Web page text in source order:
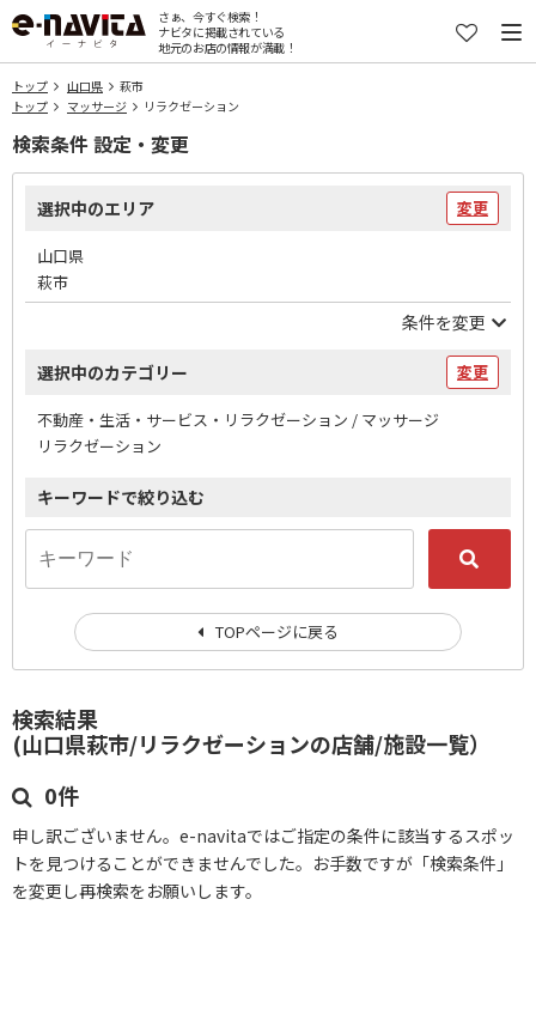
さぁ、今すぐ検索！
ナビタに掲載されている
地元のお店の情報が満載！
トップ 山口県
萩市
トップ
マッサージ リラクゼーション
検索結果
(山口県萩市/リラクゼーションの店舗/施設一覧）
0件
申し訳ございません。e-navitaではご指定の条件に該当するスポッ
トを見つけることができませんでした。お手数ですが「検索条件」
を変更し再検索をお願いします。
検索条件 設定・変更
選択中のエリア 変更
山口県
萩市
条件を変更
選択中のカテゴリー 変更
不動産・生活・サービス・リラクゼーション / マッサージ
リラクゼーション
キーワードで絞り込む
TOPページに戻る